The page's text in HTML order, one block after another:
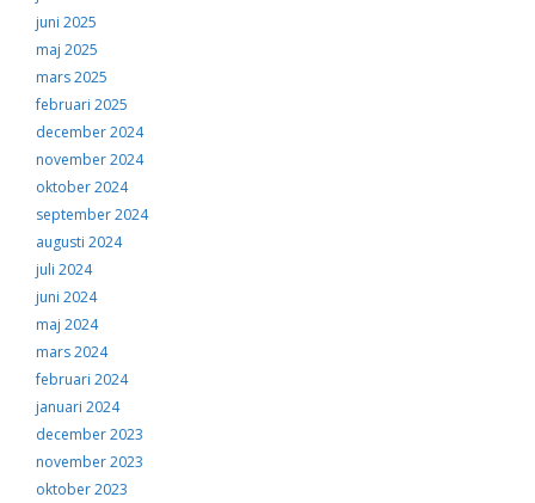
juni 2025
maj 2025
mars 2025
februari 2025
december 2024
november 2024
oktober 2024
september 2024
augusti 2024
juli 2024
juni 2024
maj 2024
mars 2024
februari 2024
januari 2024
december 2023
november 2023
oktober 2023